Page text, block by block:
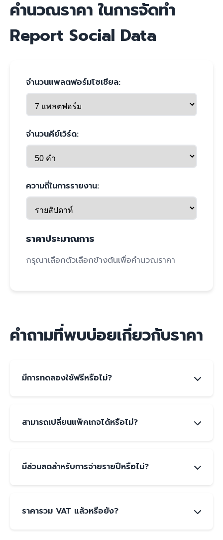
คำนวณราคา ในการจัดทำ
Report Social Data
จำนวนแพลตฟอร์มโซเชียล:
จำนวนคีย์เวิร์ด:
ความถี่ในการรายงาน:
ราคาประมาณการ
กรุณาเลือกตัวเลือกข้างต้นเพื่อคำนวณราคา
คำถามที่พบบ่อยเกี่ยวกับราคา
มีการทดลองใช้ฟรีหรือไม่?
สำหรับบริษัทที่สนใจต้องการเริ่มต้น โดยไม่ต้องผูกมัด
สัญญาหรือใส่ข้อมูลบัตรเครดิต
สามารถเปลี่ยนแพ็คเกจได้หรือไม่?
โดยการเปลี่ยนแปลงจะมีผลในรอบการเรียกเก็บเงิน
ถัดไป โดยการแจ้งเจ้าหน้าที่ Wisesight ทางช่อง
มีส่วนลดสำหรับการจ่ายรายปีหรือไม่?
สอนการใช้งาน In-House ฟรีโดยไม่เสียค่าใช้จ่ายเพิ่ม
เติม
ราคารวม VAT แล้วหรือยัง?